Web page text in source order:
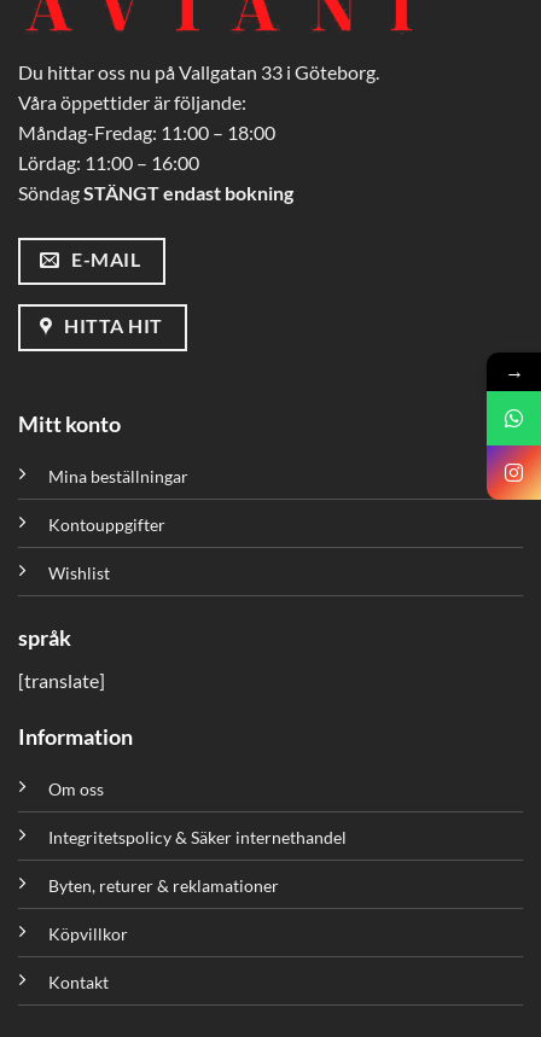
Du hittar oss nu på Vallgatan 33 i Göteborg.
Våra öppettider är följande:
Måndag-Fredag: 11:00 – 18:00
Lördag: 11:00 – 16:00
SöndagSTÄNGT endast bokning
E-MAIL
HITTA HIT
Mitt konto
Mina beställningar
Kontouppgifter
Wishlist
språk
[translate]
Information
Om oss
Integritetspolicy & Säker internethandel
Byten, returer & reklamationer
Köpvillkor
Kontakt
→